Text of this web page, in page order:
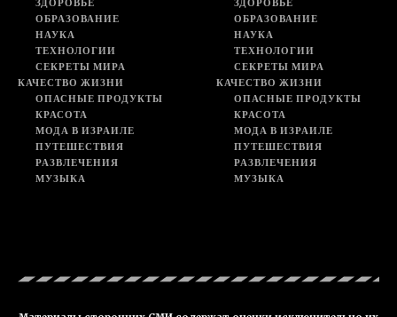
ЗДОРОВЬЕ
ОБРАЗОВАНИЕ
НАУКА
ТЕХНОЛОГИИ
СЕКРЕТЫ МИРА
КАЧЕСТВО ЖИЗНИ
ОПАСНЫЕ ПРОДУКТЫ
КРАСОТА
МОДА В ИЗРАИЛЕ
ПУТЕШЕСТВИЯ
РАЗВЛЕЧЕНИЯ
МУЗЫКА
ЗДОРОВЬЕ
ОБРАЗОВАНИЕ
НАУКА
ТЕХНОЛОГИИ
СЕКРЕТЫ МИРА
КАЧЕСТВО ЖИЗНИ
ОПАСНЫЕ ПРОДУКТЫ
КРАСОТА
МОДА В ИЗРАИЛЕ
ПУТЕШЕСТВИЯ
РАЗВЛЕЧЕНИЯ
МУЗЫКА